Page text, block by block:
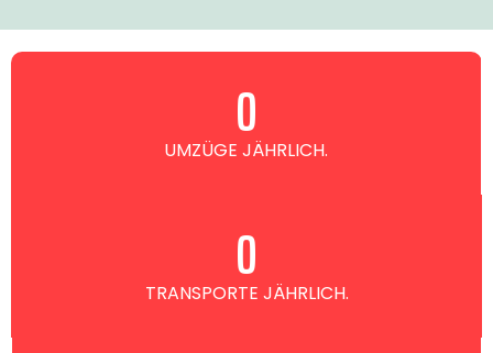
UMZÜGE JÄHRLICH.
0
TRANSPORTE JÄHRLICH.
0